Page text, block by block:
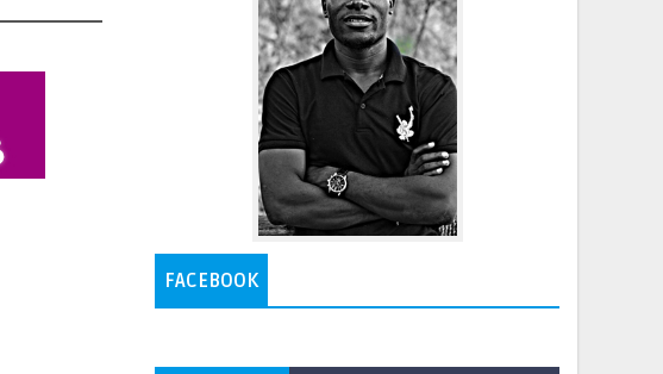
FACEBOOK